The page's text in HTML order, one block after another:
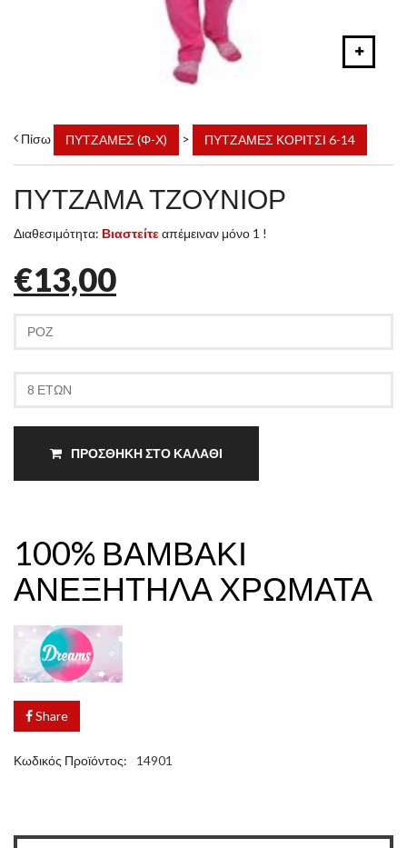
Πίσω ΠΥΤΖΑΜΕΣ (Φ-Χ) > ΠΥΤΖΑΜΕΣ ΚΟΡΙΤΣΙ 6-14
ΠΥΤΖΑΜΑ ΤΖΟΥΝΙΟΡ
Διαθεσιμότητα: Βιαστείτεαπέμειναν μόνο 1 !
€13,00
ΠΡΟΣΘΗΚΗ ΣΤΟ ΚΑΛΑΘΙ
100% ΒΑΜΒΑΚΙ
ΑΝΕΞΗΤΗΛΑ ΧΡΩΜΑΤΑ
Share
Κωδικός Προϊόντος: 14901